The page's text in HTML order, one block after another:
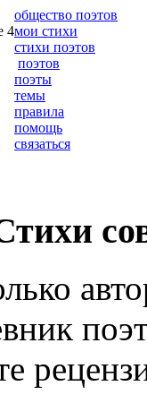
4
общество поэтов
мои стихи
стихи поэтов
поэтов
поэты
темы
правила
помощь
связаться